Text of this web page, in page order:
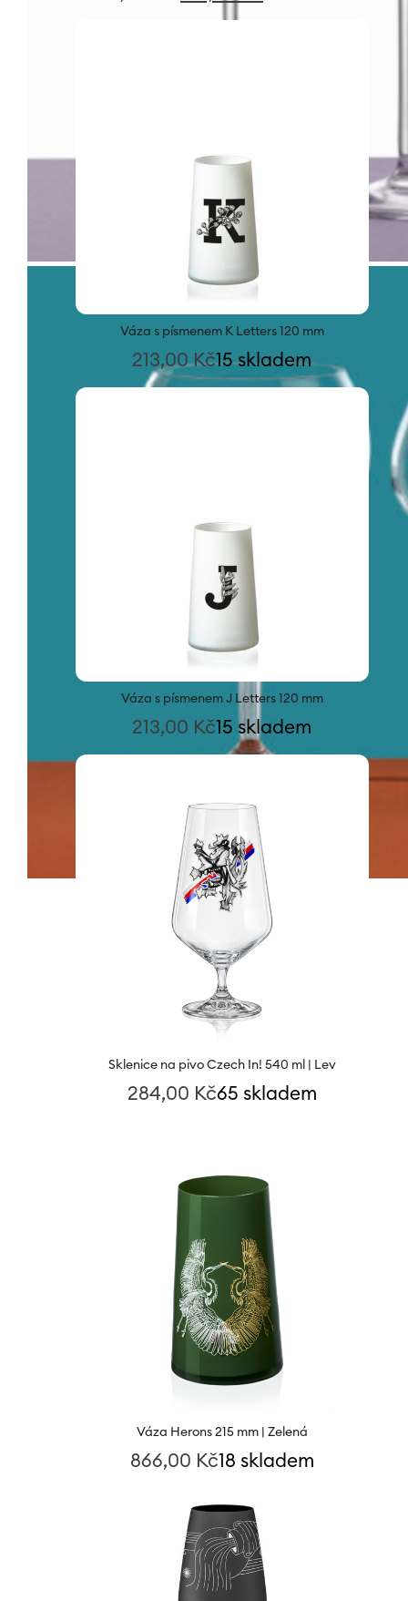
cena
Váza s písmenem K Letters 120 mm
213,00Kč15 skladem
Váza s písmenem J Letters 120 mm
213,00 Kč15 skladem
Sklenice na pivo Czech In! 540 ml | Lev
284,00 Kč65 skladem
Váza Herons 215 mm | Zelená
866,00 Kč18 skladem